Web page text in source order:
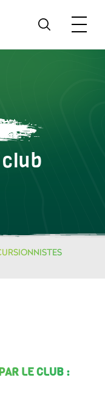
LE CLUB :